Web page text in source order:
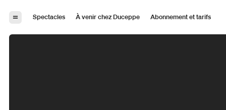
Spectacles
À venir chez Duceppe
Abonnement et tarifs